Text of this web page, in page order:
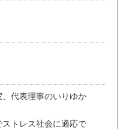
代表理事のいりゆか
トレス社会に適応で